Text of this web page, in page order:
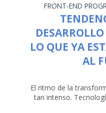
FRONT-END
LO QUE YA
AL
El ritmo de la
tan intenso.